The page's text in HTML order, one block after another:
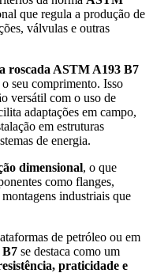
que regula a produção de
válvulas e outras
roscada ASTM A193 B7
seu comprimento. Isso
versátil com o uso de
adaptações em campo,
em estruturas
de energia.
dimensional, o que
como flanges,
industriais que
de petróleo ou em
se destaca como um
praticidade e